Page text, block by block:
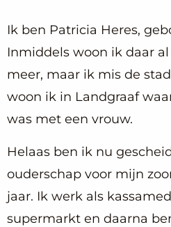
Ik ben Patricia Heres,
Inmiddels woon ik daar
meer, maar ik mis de
woon ik in Landgraaf
was met een vrouw.
Helaas ben ik nu
ouderschap voor mijn
jaar. Ik werk als
supermarkt en daarna